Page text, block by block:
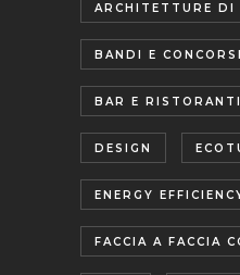
ARCHITETTURE DI
BANDI E CONCORSI
BAR E RISTORANTI
DESIGN
ENERGY
FACCIA A FACCIA